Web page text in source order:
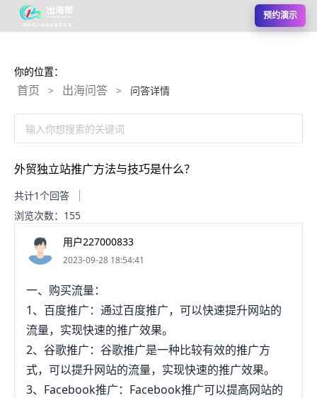
预约演示
你的位置：
首页 > 出海问答 > 问答详情
输入你想搜索的关键词
外贸独立站推广方法与技巧是什么？
共计1个回答
浏览次数：155
用户227000833
2023-09-28 18:54:41
一、购买流量：
1、百度推广：通过百度推广，可以快速提升网站的
流量，实现快速的推广效果。
2、谷歌推广：谷歌推广是一种比较有效的推广方
式，可以提升网站的流量，实现快速的推广效果。
3、Facebook推广：Facebook推广可以提高网站的